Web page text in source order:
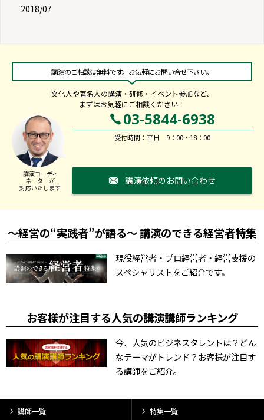
2018/07
講演のご相談は無料です。お気軽にお問い合せ下さい。
文化人や著名人の講演・研修・イベント参加など、
まずはお気軽にご相談ください！
講演コーディ
ネーターが
対応いたします
03-5844-6938
受付時間：平日 9：00～18：00
講演依頼のお問い合わせ
～経営の“実践者”が語る～ 講演のできる経営者特集
現役経営者・プロ経営者・経営支援の
スペシャリストをご紹介です。
お客様が注目する人気の講演講師ランキング
今、人気のビジネスタレントは？どん
なテーマがトレンド？お客様が注目す
る講師をご紹介。
講師一覧 特集一覧